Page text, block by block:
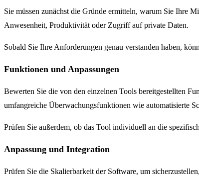
Sie müssen zunächst die Gründe ermitteln, warum Sie Ihre
Anwesenheit, Produktivität oder Zugriff auf private Daten.
Sobald Sie Ihre Anforderungen genau verstanden haben,
Funktionen und Anpassungen
Bewerten Sie die von den einzelnen Tools bereitgestellten
umfangreiche Überwachungsfunktionen wie automatisierte
Prüfen Sie außerdem, ob das Tool individuell an die
Anpassung und Integration
Prüfen Sie die Skalierbarkeit der Software, um